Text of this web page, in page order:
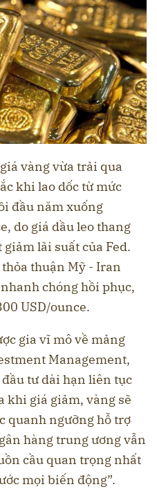
vàng vừa trải qua
khi lao dốc từ mức
đầu năm xuống
do giá dầu leo thang
lãi suất của Fed.
thuận Mỹ - Iran
chóng hồi phục,
USD/ounce.
gia vĩ mô về mảng
Management,
tư dài hạn liên tục
khi giá giảm, vàng sẽ
quanh ngưỡng hỗ trợ
hàng trung ương vẫn
cầu quan trọng nhất
mọi biến động”.